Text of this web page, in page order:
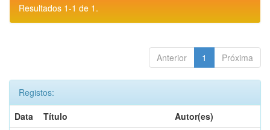
Resultados 1-1 de 1.
Anterior 1 Próxima
Registos:
Data
Título
Autor(es)